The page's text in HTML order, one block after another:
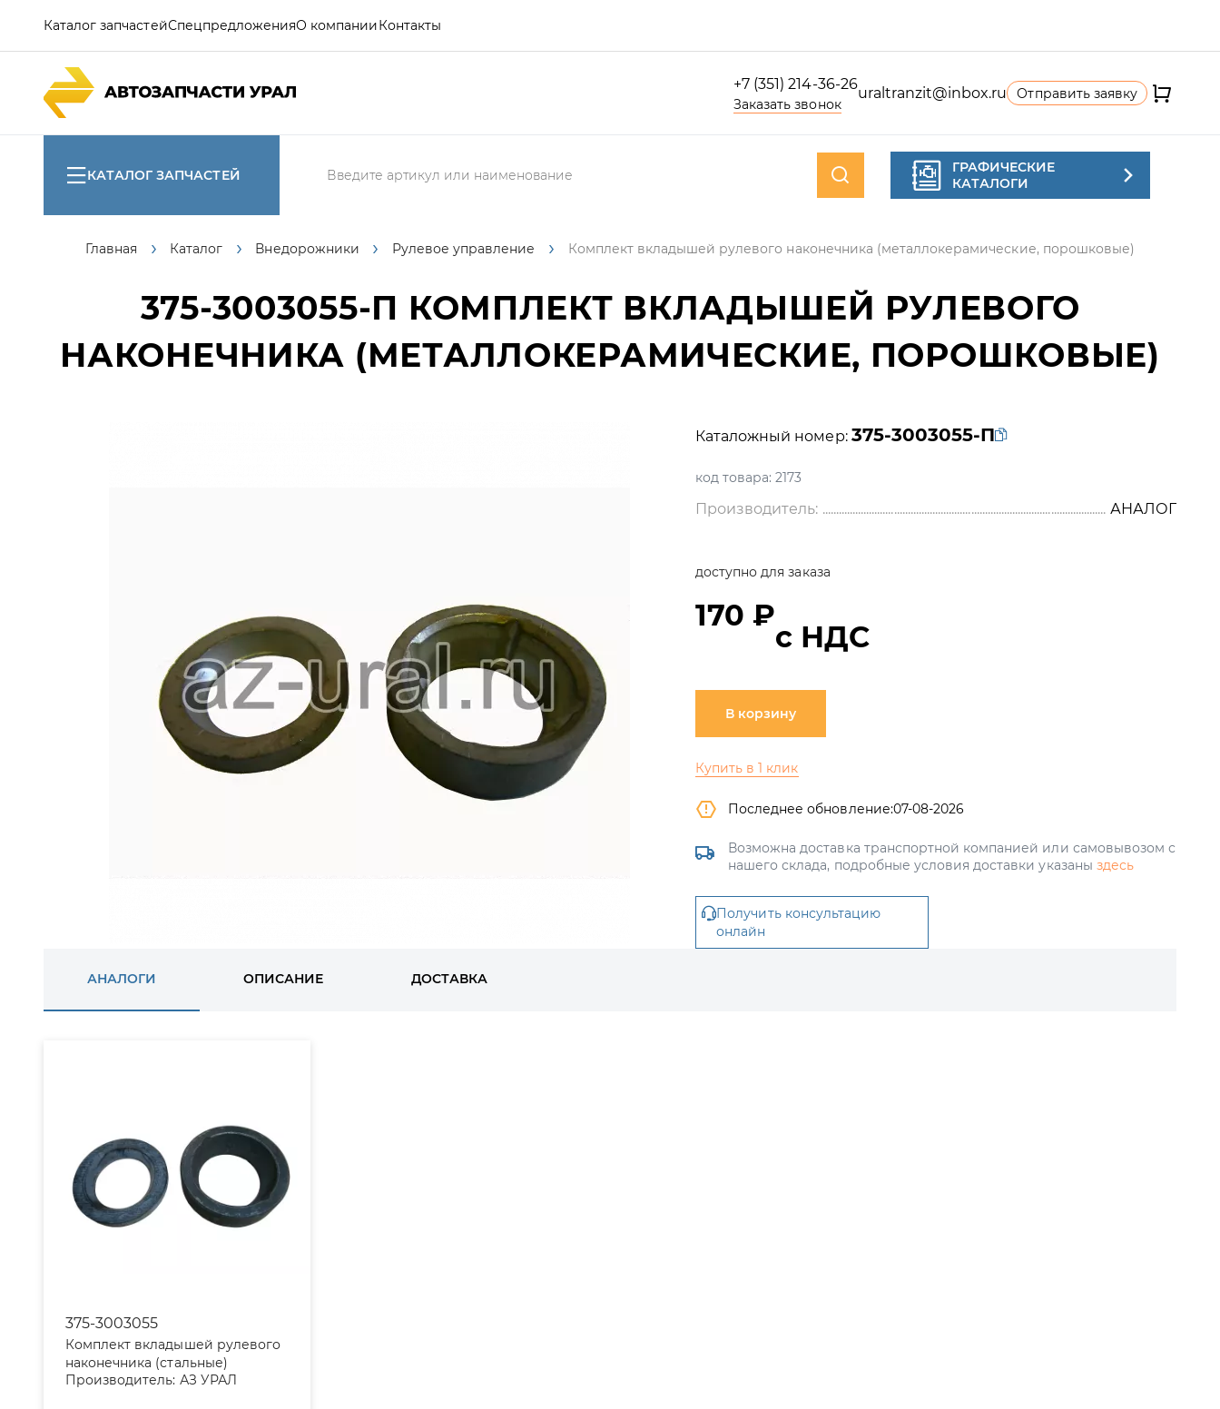
Каталог запчастейСпецпредложенияО компанииКонтакты
+7 (351) 214-36-26
Заказать звонок
uraltranzit@inbox.ru Отправить заявку
КАТАЛОГ ЗАПЧАСТЕЙ
ГРАФИЧЕСКИЕ
КАТАЛОГИ
Главная Каталог Внедорожники Рулевое управление Комплект вкладышей рулевого наконечника (металлокерамические, порошковые)
375-3003055-П КОМПЛЕКТ ВКЛАДЫШЕЙ РУЛЕВОГО
НАКОНЕЧНИКА (МЕТАЛЛОКЕРАМИЧЕСКИЕ, ПОРОШКОВЫЕ)
Каталожный номер: 375-3003055-П
код товара: 2173
Производитель: АНАЛОГ
доступно для заказа
170 ₽
с НДС
В корзину
Купить в 1 клик
Последнее обновление:07-08-2026
Возможна доставка транспортной компанией или самовывозом с
нашего склада, подробные условия доставки указаны здесь
Получить консультацию
онлайн
АНАЛОГИ ОПИСАНИЕ ДОСТАВКА
375-3003055
Комплект вкладышей рулевого
наконечника (стальные)
Производитель: АЗ УРАЛ